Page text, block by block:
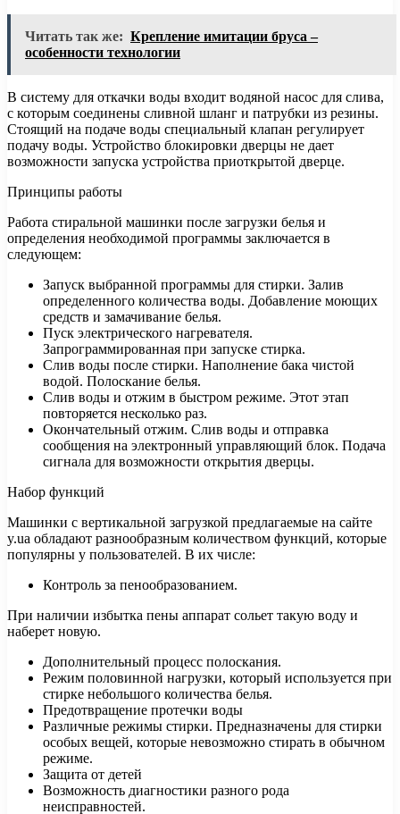
Читать так же: Крепление имитации бруса –
особенности технологии
В систему для откачки воды входит водяной насос для слива,
с которым соединены сливной шланг и патрубки из резины.
Стоящий на подаче воды специальный клапан регулирует
подачу воды. Устройство блокировки дверцы не дает
возможности запуска устройства приоткрытой дверце.
Принципы работы
Работа стиральной машинки после загрузки белья и
определения необходимой программы заключается в
следующем:
Запуск выбранной программы для стирки. Залив
определенного количества воды. Добавление моющих
средств и замачивание белья.
Пуск электрического нагревателя.
Запрограммированная при запуске стирка.
Слив воды после стирки. Наполнение бака чистой
водой. Полоскание белья.
Слив воды и отжим в быстром режиме. Этот этап
повторяется несколько раз.
Окончательный отжим. Слив воды и отправка
сообщения на электронный управляющий блок. Подача
сигнала для возможности открытия дверцы.
Набор функций
Машинки с вертикальной загрузкой предлагаемые на сайте
y.ua обладают разнообразным количеством функций, которые
популярны у пользователей. В их числе:
Контроль за пенообразованием.
При наличии избытка пены аппарат сольет такую воду и
наберет новую.
Дополнительный процесс полоскания.
Режим половинной нагрузки, который используется при
стирке небольшого количества белья.
Предотвращение протечки воды
Различные режимы стирки. Предназначены для стирки
особых вещей, которые невозможно стирать в обычном
режиме.
Защита от детей
Возможность диагностики разного рода
неисправностей.